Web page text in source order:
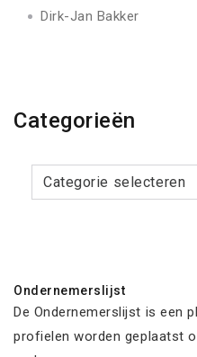
Dirk-Jan Bakker
Categorieën
Categorieën
Ondernemerslijst
De Ondernemerslijst is een
profielen worden geplaatst